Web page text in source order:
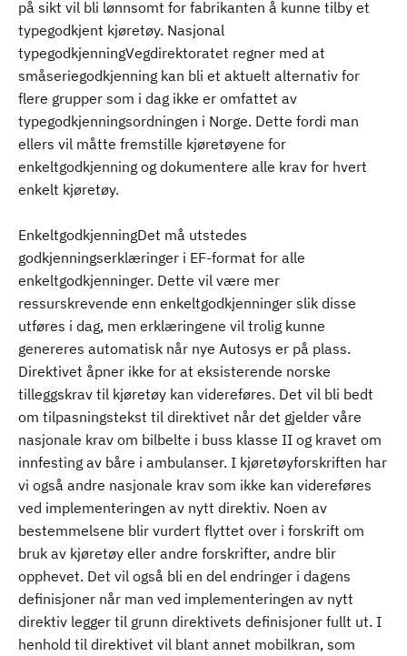
på sikt vil bli lønnsomt for fabrikanten å kunne tilby et
typegodkjent kjøretøy. Nasjonal
typegodkjenningVegdirektoratet regner med at
småseriegodkjenning kan bli et aktuelt alternativ for
flere grupper som i dag ikke er omfattet av
typegodkjenningsordningen i Norge. Dette fordi man
ellers vil måtte fremstille kjøretøyene for
enkeltgodkjenning og dokumentere alle krav for hvert
enkelt kjøretøy.
EnkeltgodkjenningDet må utstedes
godkjenningserklæringer i EF-format for alle
enkeltgodkjenninger. Dette vil være mer
ressurskrevende enn enkeltgodkjenninger slik disse
utføres i dag, men erklæringene vil trolig kunne
genereres automatisk når nye Autosys er på plass.
Direktivet åpner ikke for at eksisterende norske
tilleggskrav til kjøretøy kan videreføres. Det vil bli bedt
om tilpasningstekst til direktivet når det gjelder våre
nasjonale krav om bilbelte i buss klasse II og kravet om
innfesting av båre i ambulanser. I kjøretøyforskriften har
vi også andre nasjonale krav som ikke kan videreføres
ved implementeringen av nytt direktiv. Noen av
bestemmelsene blir vurdert flyttet over i forskrift om
bruk av kjøretøy eller andre forskrifter, andre blir
opphevet. Det vil også bli en del endringer i dagens
definisjoner når man ved implementeringen av nytt
direktiv legger til grunn direktivets definisjoner fullt ut. I
henhold til direktivet vil blant annet mobilkran, som